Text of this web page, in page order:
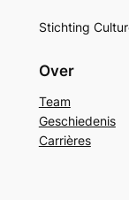
Stichting
Over
Team
Geschiedenis
Carrières